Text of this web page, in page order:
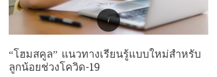
“โฮมสคูล” แนวทางเรียนรู้แบบใหม่สำหรับ
ลูกน้อยช่วงโควิด-19